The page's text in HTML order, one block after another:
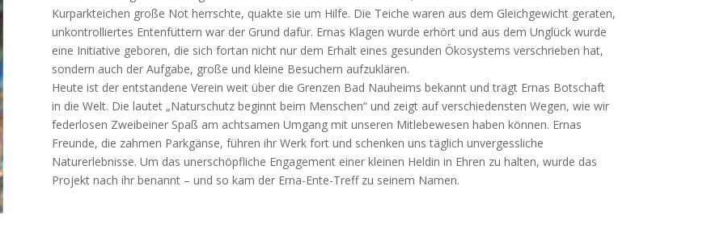
Kurparkteichen große Not herrschte, quakte sie um Hilfe. Die Teiche waren aus dem Gleichgewicht geraten,
unkontrolliertes Entenfüttern war der Grund dafür. Ernas Klagen wurde erhört und aus dem Unglück wurde
eine Initiative geboren, die sich fortan nicht nur dem Erhalt eines gesunden Ökosystems verschrieben hat,
sondern auch der Aufgabe, große und kleine Besuchern aufzuklären.
Heute ist der entstandene Verein weit über die Grenzen Bad Nauheims bekannt und trägt Ernas Botschaft
in die Welt. Die lautet „Naturschutz beginnt beim Menschen“ und zeigt auf verschiedensten Wegen, wie wir
federlosen Zweibeiner Spaß am achtsamen Umgang mit unseren Mitlebewesen haben können. Ernas
Freunde, die zahmen Parkgänse, führen ihr Werk fort und schenken uns täglich unvergessliche
Naturerlebnisse. Um das unerschöpfliche Engagement einer kleinen Heldin in Ehren zu halten, wurde das
Projekt nach ihr benannt – und so kam der Erna-Ente-Treff zu seinem Namen.